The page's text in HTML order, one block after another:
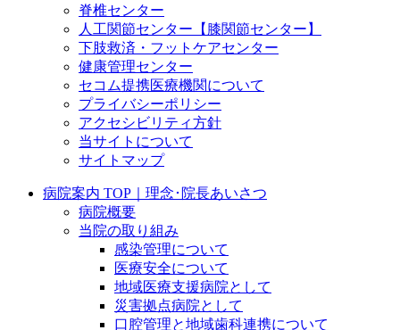
脊椎センター
人工関節センター【膝関節センター】
下肢救済・フットケアセンター
健康管理センター
セコム提携医療機関について
プライバシーポリシー
アクセシビリティ方針
当サイトについて
サイトマップ
病院案内 TOP｜理念･院長あいさつ
病院概要
当院の取り組み
感染管理について
医療安全について
地域医療支援病院として
災害拠点病院として
口腔管理と地域歯科連携について